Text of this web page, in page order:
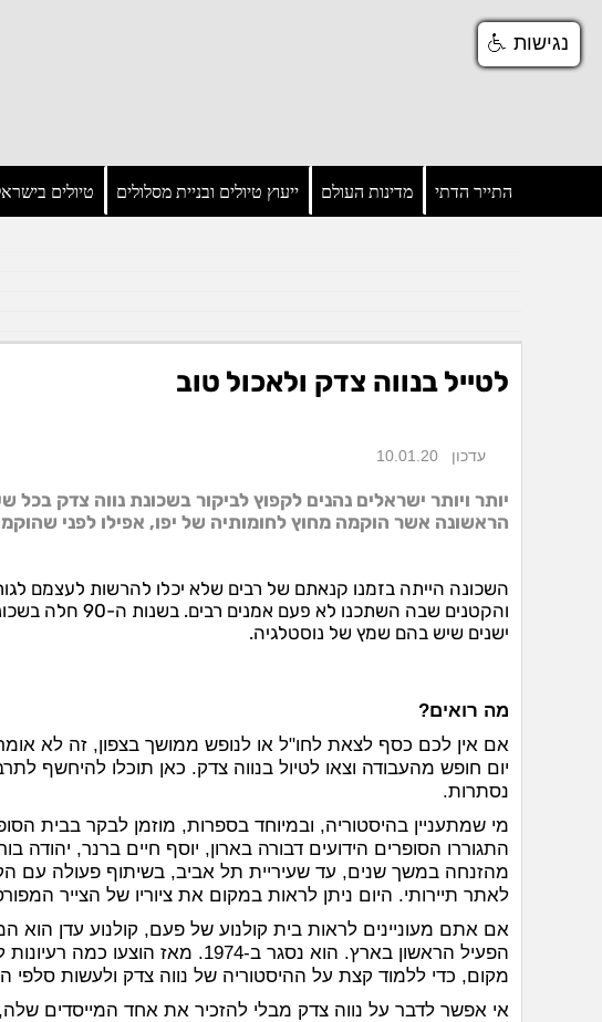
התייר הדתי מדינות העולם ייעוץ טיולים ובניית מסלולים טיולים
לטייל בנווה צדק ולאכול טוב
עדכון 10.01.20
יותר ויותר ישראלים נהנים לקפוץ לביקור בשכונת נווה צדק
הראשונה אשר הוקמה מחוץ לחומותיה של יפו, אפילו לפני
השכונה הייתה בזמנו קנאתם של רבים שלא יכלו להרשות לעצמם
והקטנים שבה
ישנים שיש בהם שמץ של נוסטלגיה.
מה רואים?
אם אין לכם כסף לצאת לחו"ל או לנופש ממושך בצפון, זה לא
יום חופש מהעבודה וצאו לטיול בנווה צדק. כאן תוכלו להיחשף
נסתרות.
מי שמתעניין בהיסטוריה, ובמיוחד בספרות, מוזמן לבקר בבית
התגוררו הסופרים הידועים דבורה בארון, יוסף חיים ברנר, יהודה
מהזנחה במשך שנים, עד שעיריית תל אביב, בשיתוף פעולה עם
לאתר תיירותי. היום ניתן לראות במקום את ציוריו של הצייר
הפעיל הראשון בארץ. הוא נסגר ב-
מקום, כדי ללמוד קצת על ההיסטוריה של נווה צדק ולעשות סלפי
אי אפשר לדבר על נווה צדק מבלי להזכיר את אחד המייסדים
נגישות
נגישות